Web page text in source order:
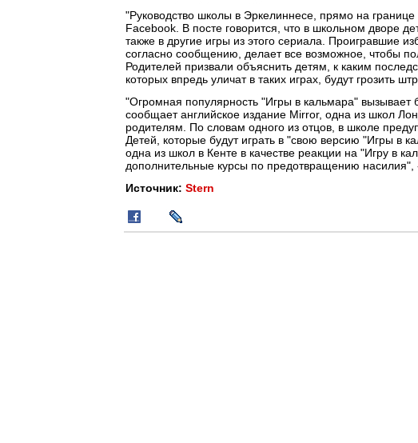
"Руководство школы в Эркелиннесе, прямо на
Facebook. В посте говорится, что в школьном дворе
также в другие игры из этого сериала. Проигравшие
согласно сообщению, делает все возможное, чтобы
Родителей призвали объяснить детям, к каким
которых впредь уличат в таких играх, будут грозить
"Огромная популярность "Игры в кальмара" вызывает
сообщает английское издание Mirror, одна из школ
родителям. По словам одного из отцов, в школе
Детей, которые будут играть в "свою версию "Игры в
одна из школ в Кенте в качестве реакции на "Игру в
дополнительные курсы по предотвращению насилия",
Источник: Stern